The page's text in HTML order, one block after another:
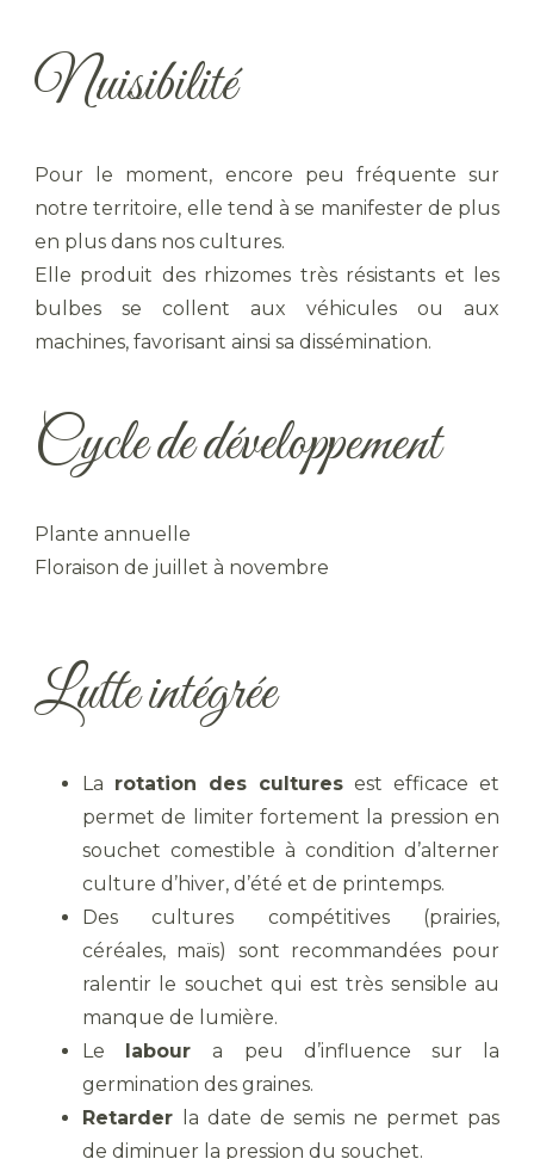
Nuisibilité
Pour le moment, encore peu fréquente sur
notre territoire, elle tend à se manifester de plus
en plus dans nos cultures.
Elle produit des rhizomes très résistants et les
bulbes se collent aux véhicules ou aux
machines, favorisant ainsi sa dissémination.
Cycle de développement
Plante annuelle
Floraison de juillet à novembre
Lutte intégrée
La rotation des culturesest efficace et
permet de limiter fortement la pression en
souchet comestible à condition d’alterner
culture d’hiver, d’été et de printemps.
Des cultures compétitives (prairies,
céréales, maïs) sont recommandées pour
ralentir le souchet qui est très sensible au
manque de lumière.
Le
laboura peu d’influence sur la
germination des graines.
Retarder
la date de semis ne permet pas
de diminuer la pression du souchet.